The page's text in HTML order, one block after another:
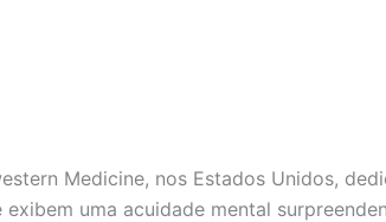
Medicine, nos Estados Unidos,
uma acuidade mental